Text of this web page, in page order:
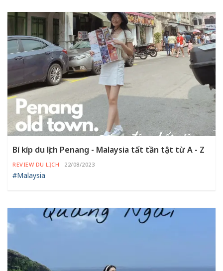
Bí kíp du lịch Penang - Malaysia tất tần tật từ A - Z
REVIEW DU LỊCH 22/08/2023
#Malaysia